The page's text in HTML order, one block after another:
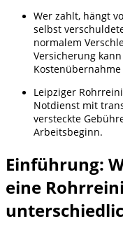
Wer zahlt, hängt
selbst
normalem
Versicherung
Leipziger
Notdienst mit
versteckte
Arbeitsbeginn.
Einführung:
eine